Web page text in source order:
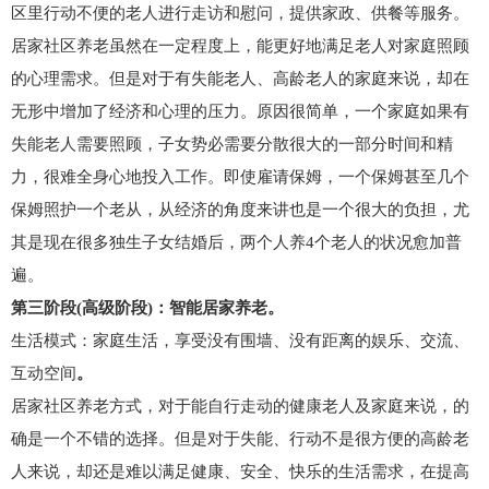
区里行动不便的老人进行走访和慰问，提供家政、供餐等服务。
居家社区养老虽然在一定程度上，能更好地满足老人对家庭照顾
的心理需求。但是对于有失能老人、高龄老人的家庭来说，却在
无形中增加了经济和心理的压力。原因很简单，一个家庭如果有
失能老人需要照顾，子女势必需要分散很大的一部分时间和精
力，很难全身心地投入工作。即使雇请保姆，一个保姆甚至几个
保姆照护一个老从，从经济的角度来讲也是一个很大的负担，尤
其是现在很多独生子女结婚后，两个人养4个老人的状况愈加普
遍。
第三阶段(高级阶段)：智能居家养老。
生活模式：家庭生活，享受没有围墙、没有距离的娱乐、交流、
互动空间。
居家社区养老方式，对于能自行走动的健康老人及家庭来说，的
确是一个不错的选择。但是对于失能、行动不是很方便的高龄老
人来说，却还是难以满足健康、安全、快乐的生活需求，在提高